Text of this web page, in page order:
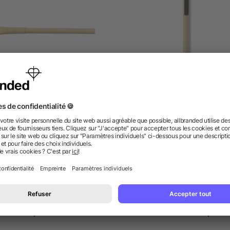
bille en carton recyclé
dès 0,08 €
de maïs
dès 0,11 €
questions ? Nous avons les